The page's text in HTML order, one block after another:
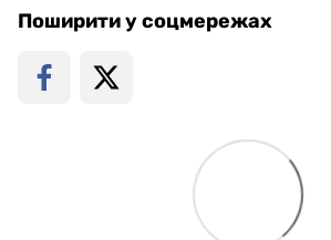
Поширити у соцмережах